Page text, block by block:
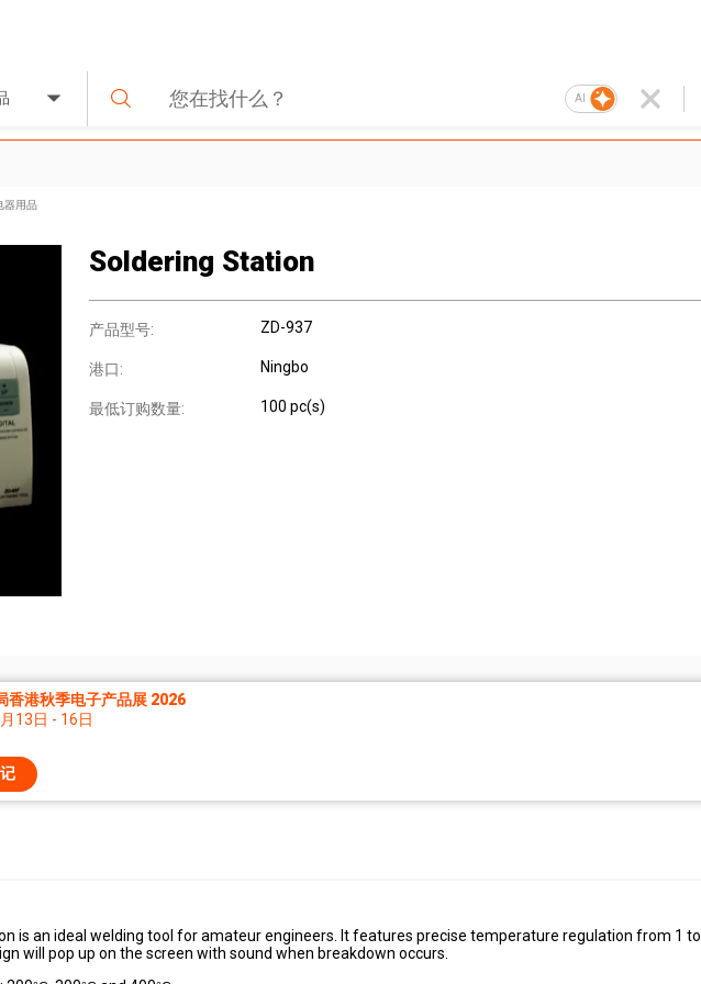
AI
器用品
Soldering Station
产品型号: ZD-937
港口: Ningbo
最低订购数量: 100 pc(s)
香港秋季电子产品展 2026
13日 - 16日
is an ideal welding tool for amateur engineers. It features precise temperature regulation from 1 to
will pop up on the screen with sound when breakdown occurs.